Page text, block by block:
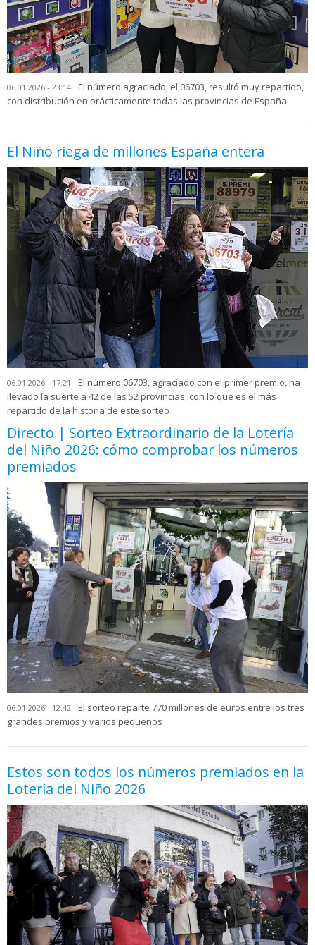
06.01.2026 - 23:14
El número agraciado, el 06703, resultó muy repartido,
con distribución en prácticamente todas las provincias de España
El Niño riega de millones España entera
06.01.2026 - 17:21
El número 06703, agraciado con el primer premio, ha
llevado la suerte a 42 de las 52 provincias, con lo que es el más
repartido de la historia de este sorteo
Directo | Sorteo Extraordinario de la Lotería
del Niño 2026: cómo comprobar los números
premiados
06.01.2026 - 12:42
El sorteo reparte 770 millones de euros entre los tres
grandes premios y varios pequeños
Estos son todos los números premiados en la
Lotería del Niño 2026